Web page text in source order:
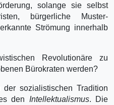
solange sie selbst
bürgerliche Muster-
Strömung innerhalb
Revolutionäre zu
Bürokraten werden?
sozialistischen Tradition
den Intellektualismus. Die